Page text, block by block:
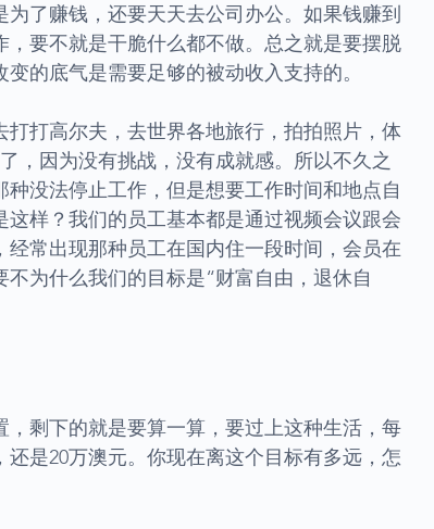
了赚钱，还要天天去公司办公。如果钱赚到
要不就是干脆什么都不做。总之就是要摆脱
的底气是需要足够的被动收入支持的。
打高尔夫，去世界各地旅行，拍拍照片，体
，因为没有挑战，没有成就感。所以不久之
没法停止工作，但是想要工作时间和地点自
样？我们的员工基本都是通过视频会议跟会
常出现那种员工在国内住一段时间，会员在
为什么我们的目标是“财富自由，退休自
剩下的就是要算一算，要过上这种生活，每
是20万澳元。你现在离这个目标有多远，怎